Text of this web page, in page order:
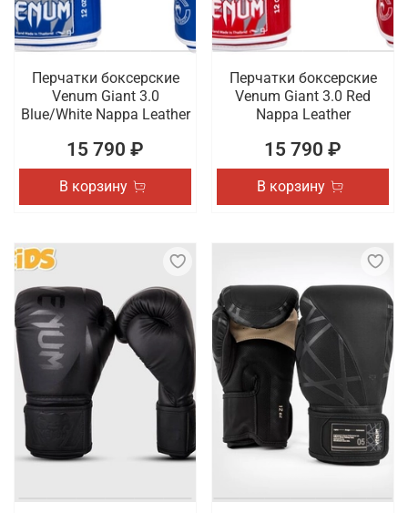
Перчатки боксерские
Venum Giant 3.0
Blue/White Nappa Leather
15 790 ₽
В корзину
Перчатки боксерские
Venum Giant 3.0 Red
Nappa Leather
15 790 ₽
В корзину